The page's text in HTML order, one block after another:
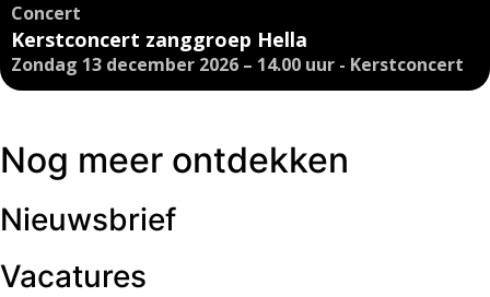
Concert
Kerstconcert zanggroep Hella
Zondag 13 december 2026 – 14.00 uur - Kerstconcert
Nog meer ontdekken
Nieuwsbrief
Vacatures